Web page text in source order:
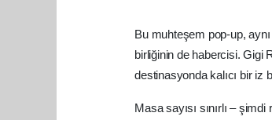
Bu muhteşem pop-up,
birliğinin de habercisi. Gigi
destinasyonda kalıcı bir iz
Masa sayısı sınırlı –